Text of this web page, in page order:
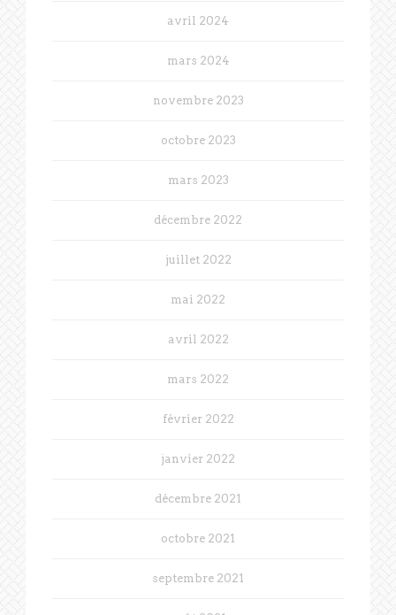
avril 2024
mars 2024
novembre 2023
octobre 2023
mars 2023
décembre 2022
juillet 2022
mai 2022
avril 2022
mars 2022
février 2022
janvier 2022
décembre 2021
octobre 2021
septembre 2021